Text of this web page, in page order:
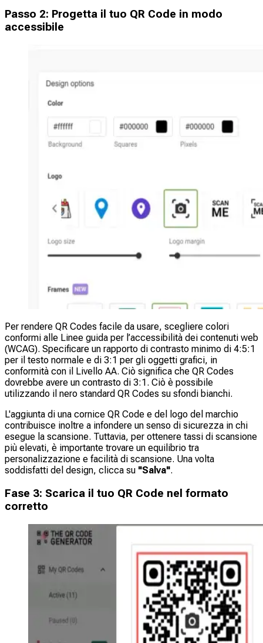
Passo 2: Progetta il tuo QR Code in modo
accessibile
Per rendere QR Codes facile da usare, scegliere colori
conformi alle Linee guida per l’accessibilità dei contenuti web
(WCAG). Specificare un rapporto di contrasto minimo di 4:5:1
per il testo normale e di 3:1 per gli oggetti grafici, in
conformità con il Livello AA. Ciò significa che QR Codes
dovrebbe avere un contrasto di 3:1. Ciò è possibile
utilizzando il nero standard QR Codes su sfondi bianchi.
L'aggiunta di una cornice QR Code e del logo del marchio
contribuisce inoltre a infondere un senso di sicurezza in chi
esegue la scansione. Tuttavia, per ottenere tassi di scansione
più elevati, è importante trovare un equilibrio tra
personalizzazione e facilità di scansione. Una volta
soddisfatti del design, clicca su "Salva".
Fase 3: Scarica il tuo QR Code nel formato
corretto